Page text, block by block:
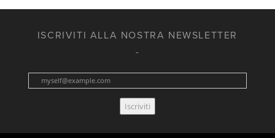
ISCRIVITI ALLA NOSTRA NEWSLETTER
Iscriviti